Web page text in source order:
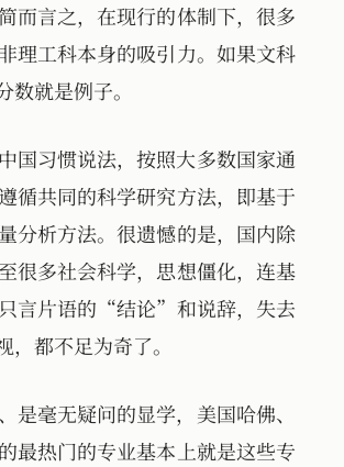
而言之，在现行的体制下，很多
理工科本身的吸引力。如果文科
就是例子。
国习惯说法，按照大多数国家通
循共同的科学研究方法，即基于
析方法。很遗憾的是，国内除
很多社会科学，思想僵化，连基
言片语的“结论”和说辞，失去
都不足为奇了。
毫无疑问的显学，美国哈佛、
最热门的专业基本上就是这些专